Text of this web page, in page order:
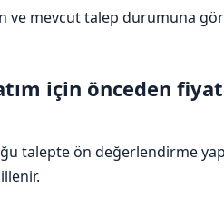
ve mevcut talep durumuna
için önceden
talepte ön değerlendirme